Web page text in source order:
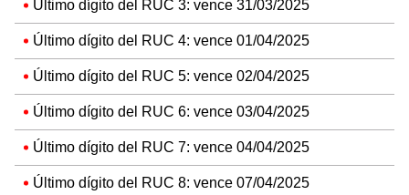
Último dígito del RUC 3: vence 31/03/2025
Último dígito del RUC 4: vence 01/04/2025
Último dígito del RUC 5: vence 02/04/2025
Último dígito del RUC 6: vence 03/04/2025
Último dígito del RUC 7: vence 04/04/2025
Último dígito del RUC 8: vence 07/04/2025